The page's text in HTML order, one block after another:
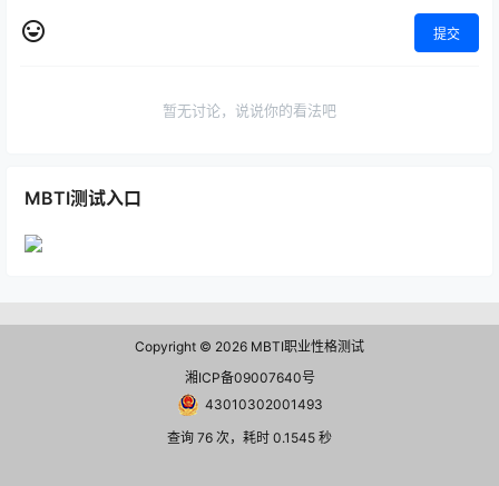
提交
暂无讨论，说说你的看法吧
MBTI测试入口
Copyright © 2026 MBTI职业性格测试
湘ICP备09007640号
43010302001493
查询 76 次，耗时 0.1545 秒